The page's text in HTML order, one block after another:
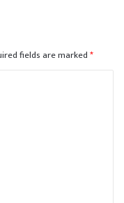
fields are marked*